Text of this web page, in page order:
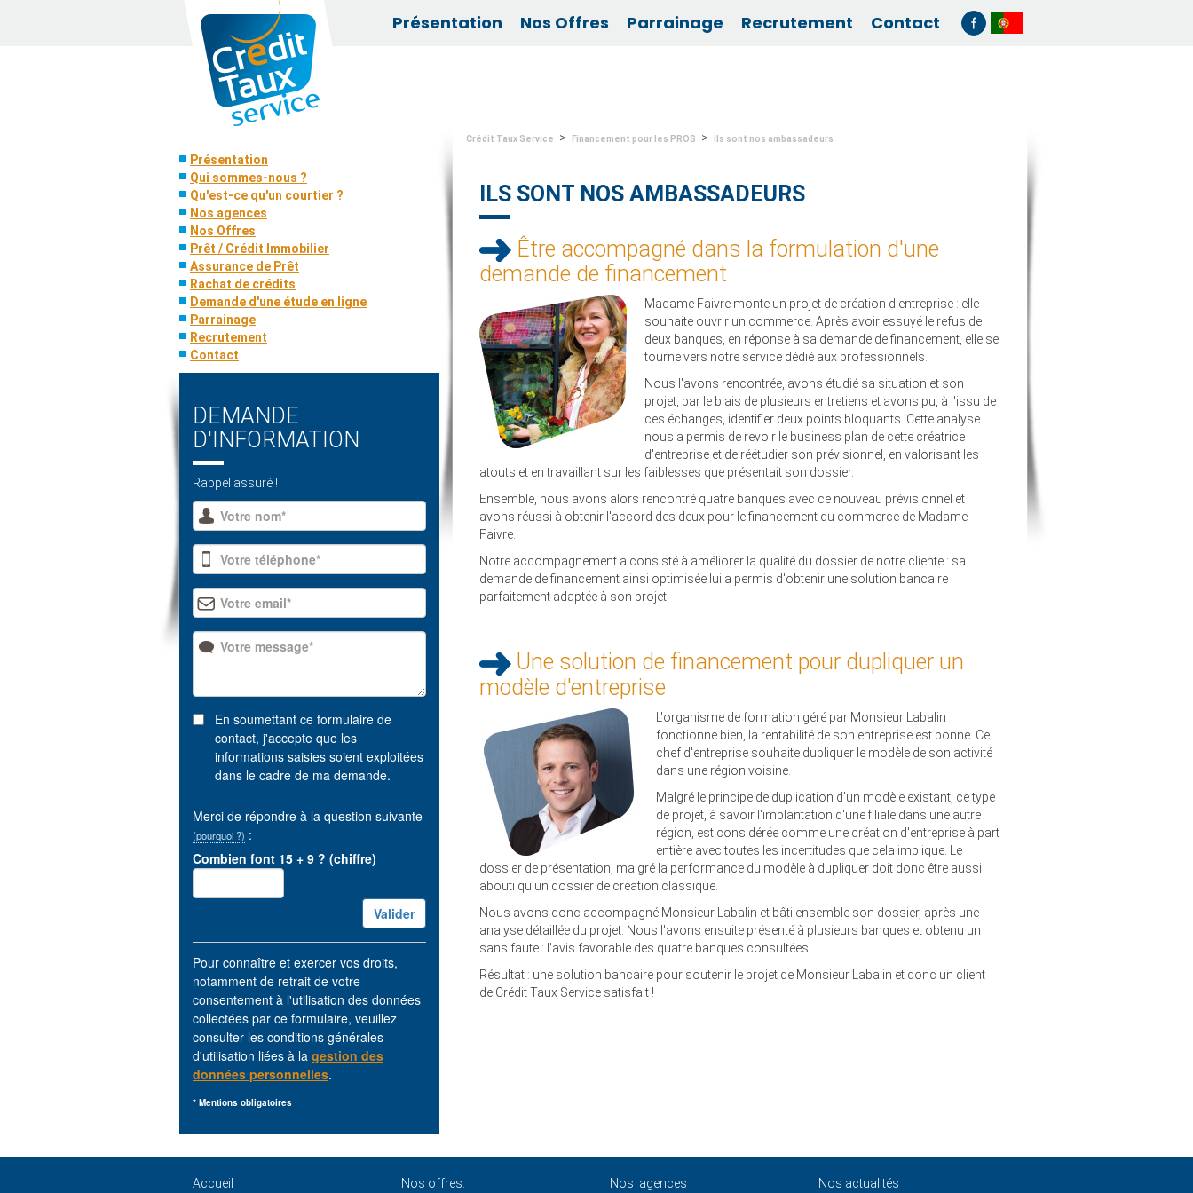
Présentation Nos Offres Parrainage Recrutement Contact
Présentation
Qui sommes-nous ?
Qu'est-ce qu'un courtier ?
Nos agences
Nos Offres
Prêt / Crédit Immobilier
Assurance de Prêt
Rachat de crédits
Demande d'une étude en ligne
Parrainage
Recrutement
Contact
DEMANDE
D'INFORMATION
Rappel assuré !
En soumettant ce formulaire de
contact, j'accepte que les
informations saisies soient exploitées
dans le cadre de ma demande.
Merci de répondre à la question suivante
(pourquoi ?) :
Combien font 15 + 9 ? (chiffre)
Pour connaître et exercer vos droits,
notamment de retrait de votre
consentement à l'utilisation des données
collectées par ce formulaire, veuillez
consulter les conditions générales
d'utilisation liées à la gestion des
données personnelles.
* Mentions obligatoires
Crédit Taux Service > Financement pour les PROS > Ils sont nos ambassadeurs
ILS SONT NOS AMBASSADEURS
Être accompagné dans la formulation d'une
demande de financement
Madame Faivre monte un projet de création d'entreprise : elle
souhaite ouvrir un commerce. Après avoir essuyé le refus de
deux banques, en réponse à sa demande de financement, elle se
tourne vers notre service dédié aux professionnels.
Nous l'avons rencontrée, avons étudié sa situation et son
projet, par le biais de plusieurs entretiens et avons pu, à l'issu de
ces échanges, identifier deux points bloquants. Cette analyse
nous a permis de revoir le business plan de cette créatrice
d'entreprise et de réétudier son prévisionnel, en valorisant les
atouts et en travaillant sur les faiblesses que présentait son dossier.
Ensemble, nous avons alors rencontré quatre banques avec ce nouveau prévisionnel et
avons réussi à obtenir l'accord des deux pour le financement du commerce de Madame
Faivre.
Notre accompagnement a consisté à améliorer la qualité du dossier de notre cliente : sa
demande de financement ainsi optimisée lui a permis d'obtenir une solution bancaire
parfaitement adaptée à son projet.
Une solution de financement pour dupliquer un
modèle d'entreprise
L'organisme de formation géré par Monsieur Labalin
fonctionne bien, la rentabilité de son entreprise est bonne. Ce
chef d'entreprise souhaite dupliquer le modèle de son activité
dans une région voisine.
Malgré le principe de duplication d'un modèle existant, ce type
de projet, à savoir l'implantation d'une filiale dans une autre
région, est considérée comme une création d'entreprise à part
entière avec toutes les incertitudes que cela implique. Le
dossier de présentation, malgré la performance du modèle à dupliquer doit donc être aussi
abouti qu'un dossier de création classique.
Nous avons donc accompagné Monsieur Labalin et bâti ensemble son dossier, après une
analyse détaillée du projet. Nous l'avons ensuite présenté à plusieurs banques et obtenu un
sans faute : l'avis favorable des quatre banques consultées.
Résultat : une solution bancaire pour soutenir le projet de Monsieur Labalin et donc un client
de Crédit Taux Service satisfait !
Accueil Nos offres. Nos agences Nos actualités